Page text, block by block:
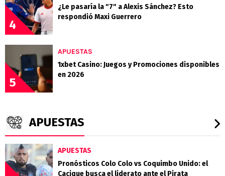
4
¿Le pasaría la "7" a Alexis Sánchez? Esto
respondió Maxi Guerrero
5
APUESTAS
1xbet Casino: Juegos y Promociones disponibles
en 2026
APUESTAS
APUESTAS
Pronósticos Colo Colo vs Coquimbo Unido: el
Cacique busca el liderato ante el Pirata